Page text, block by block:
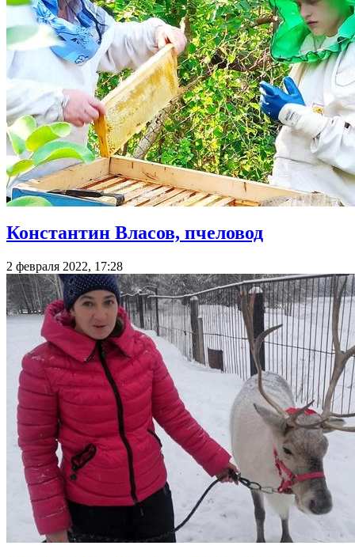
Константин Власов, пчеловод
2 февраля 2022, 17:28